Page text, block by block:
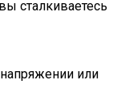
сталкиваетесь
или